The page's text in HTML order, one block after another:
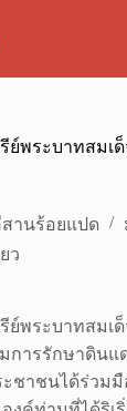
พระบาทสมเด็
านร้อยแปด
ว
พระบาทสมเ
การรักษาดินแ
ชาชนได้ร่วมมื